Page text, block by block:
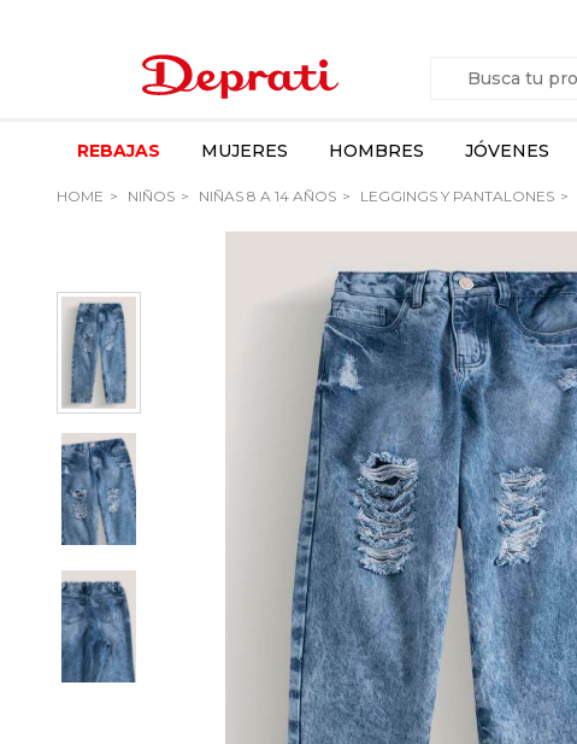
REBAJAS MUJERES HOMBRES JÓVENES
HOME NIÑOS NIÑAS 8 A 14 AÑOS LEGGINGS Y PANTALONES